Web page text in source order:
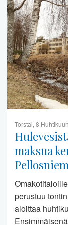
Torstai, 8
maksua
perustuu
aloittaa